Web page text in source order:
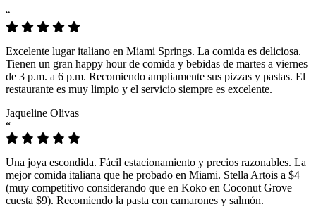
“
Excelente lugar italiano en Miami Springs. La comida es deliciosa.
Tienen un gran happy hour de comida y bebidas de martes a viernes
de 3 p.m. a 6 p.m. Recomiendo ampliamente sus pizzas y pastas. El
restaurante es muy limpio y el servicio siempre es excelente.
Jaqueline Olivas
“
Una joya escondida. Fácil estacionamiento y precios razonables. La
mejor comida italiana que he probado en Miami. Stella Artois a $4
(muy competitivo considerando que en Koko en Coconut Grove
cuesta $9). Recomiendo la pasta con camarones y salmón.